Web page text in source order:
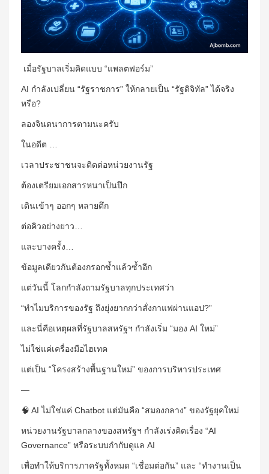
เมื่อรัฐบาลเริ่มคิดแบบ “แพลตฟอร์ม”
AI กำลังเปลี่ยน “รัฐราชการ” ให้กลายเป็น “รัฐดิจิทัล” ได้จริง
หรือ?
ลองจินตนาการตามนะครับ
ในอดีต …
เวลาประชาชนจะติดต่อหน่วยงานรัฐ
ต้องเตรียมเอกสารหนาเป็นปึก
เดินเข้าๆ ออกๆ หลายตึก
ต่อคิวอย่างยาว…
และบางครั้ง…
ข้อมูลเดียวกันต้องกรอกซ้ำแล้วซ้ำอีก
แต่วันนี้ โลกกำลังถามรัฐบาลทุกประเทศว่า
“ทำไมบริการของรัฐ ถึงยุ่งยากกว่าสั่งกาแฟผ่านแอป?”
และนี่คือเหตุผลที่รัฐบาลสหรัฐฯ กำลังเริ่ม “มอง AI ใหม่”
ไม่ใช่แค่เครื่องมือไฮเทค
แต่เป็น “โครงสร้างพื้นฐานใหม่” ของการบริหารประเทศ
—
🧠 AI ไม่ใช่แค่ Chatbot แต่มันคือ “สมองกลาง” ของรัฐยุคใหม่
หน่วยงานรัฐบาลกลางของสหรัฐฯ กำลังเร่งคิดเรื่อง “AI
Governance” หรือระบบกำกับดูแล AI
เพื่อทำให้บริการภาครัฐทั้งหมด “เชื่อมต่อกัน” และ “ทำงานเป็น